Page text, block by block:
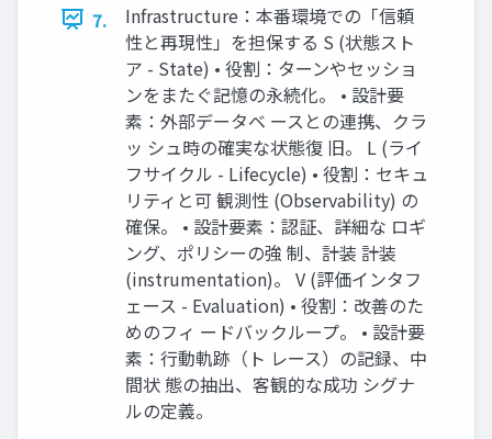
7.
Infrastructure：本番環境での「信頼
性と再現性」を担保する S (状態スト
ア - State) • 役割：ターンやセッショ
ンをまたぐ記憶の永続化。 • 設計要
素：外部データベ ースとの連携、クラ
ッ シュ時の確実な状態復 旧。 L (ライ
フサイクル - Lifecycle) • 役割：セキュ
リティと可 観測性 (Observability) の
確保。 • 設計要素：認証、詳細な ロギ
ング、ポリシーの強 制、計装 計装
(instrumentation)。 V (評価インタフ
ェース - Evaluation) • 役割：改善のた
めのフィ ードバックループ。 • 設計要
素：行動軌跡（ト レース）の記録、中
間状 態の抽出、客観的な成功 シグナ
ルの定義。